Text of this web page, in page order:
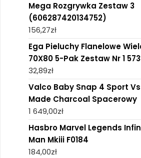
Mega Rozgrywka Zestaw 3
(606287420134752)
156,27zł
Ega Pieluchy Flanelowe
70X80 5-Pak Zestaw Nr 1
32,89zł
Valco Baby Snap 4 Sport
Made Charcoal Spacerowy
1 649,00zł
Hasbro Marvel Legends
Man Mkiii F0184
184,00zł